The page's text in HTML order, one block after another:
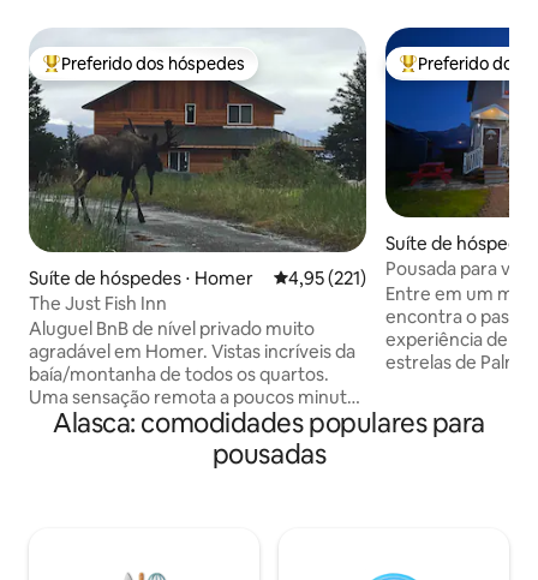
Entre os melhores preferidos dos hóspedes
Preferido dos hóspedes
Suíte de hóspedes ⋅ Homer 4,95 de uma avaliação média de
4,95 (221)
The Just Fish Inn
Aluguel BnB de nível privado muito
agradável em Homer. Vistas incríveis da
baía/montanha de todos os quartos.
Uma sensação remota a poucos minutos
da cidade e do spit. Nível privado e
entrada. 2 quartos com cama queen size
e duas camas de solteiro em cada. Futon
Entre os
Preferido dos
Suíte de
Pousada para
museu vivo,
Entre em um
encontra o
experiência de
estrelas de
acordar em um
segundo andar é
Alasca: comodidades populares para
pousadas